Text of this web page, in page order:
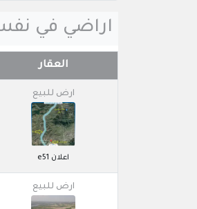
اراضي في
العقار
ارض للبيع
اعلان e51
ارض للبيع